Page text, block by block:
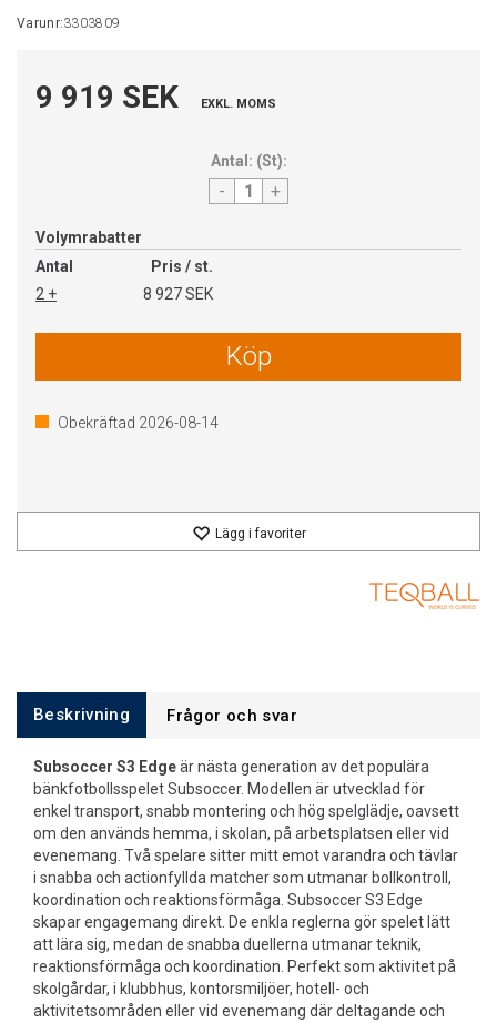
Varunr:3303809
9 919 SEK EXKL. MOMS
Antal: (St):
- +
Volymrabatter
Antal
Pris / st.
2 +
8 927 SEK
Köp
Obekräftad 2026-08-14
Lägg i favoriter
Beskrivning Frågor och svar
Subsoccer S3 Edgeär nästa generation av det populära
bänkfotbollsspelet Subsoccer. Modellen är utvecklad för
enkel transport, snabb montering och hög spelglädje, oavsett
om den används hemma, i skolan, på arbetsplatsen eller vid
evenemang. Två spelare sitter mitt emot varandra och tävlar
i snabba och actionfyllda matcher som utmanar bollkontroll,
koordination och reaktionsförmåga. Subsoccer S3 Edge
skapar engagemang direkt. De enkla reglerna gör spelet lätt
att lära sig, medan de snabba duellerna utmanar teknik,
reaktionsförmåga och koordination. Perfekt som aktivitet på
skolgårdar, i klubbhus, kontorsmiljöer, hotell- och
aktivitetsområden eller vid evenemang där deltagande och